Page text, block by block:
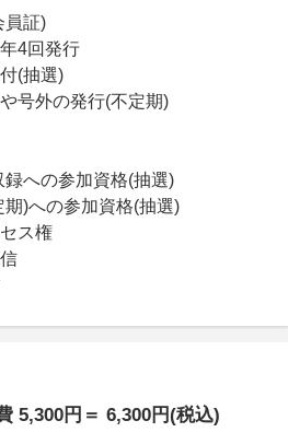
員証)
4回発行
(抽選)
号外の発行(不定期)
への参加資格(抽選)
)への参加資格(抽選)
ス権
5,300円＝ 6,300円(税込)